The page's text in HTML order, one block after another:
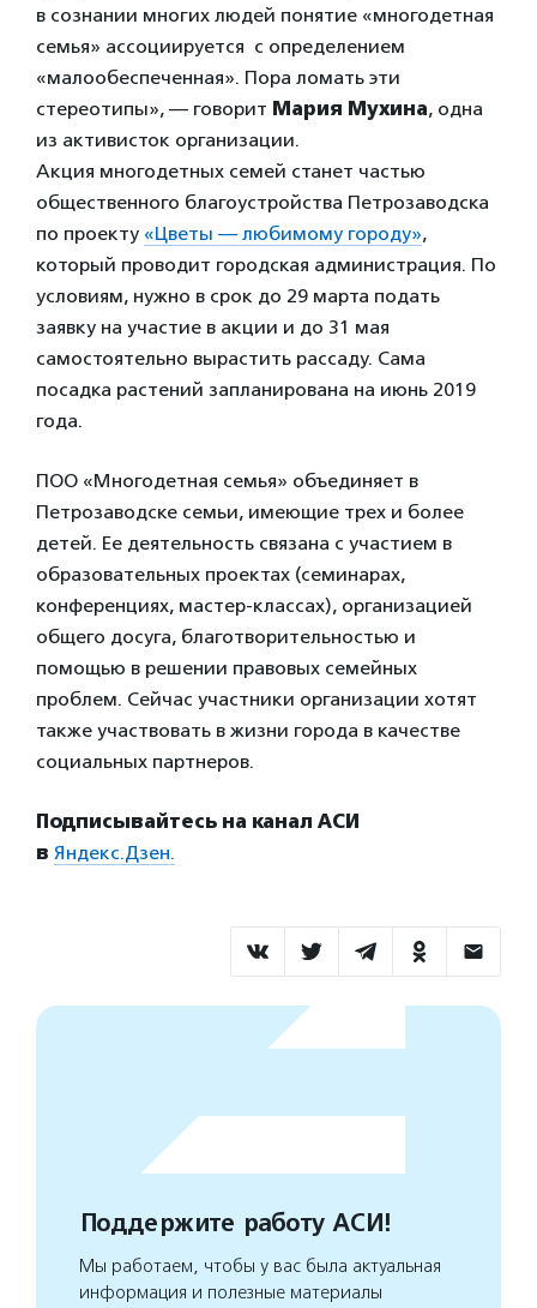
в сознании многих людей понятие «многодетная
семья» ассоциируется с определением
«малообеспеченная». Пора ломать эти
стереотипы», — говорит Мария Мухина, одна
из активисток организации.
Акция многодетных семей станет частью
общественного благоустройства Петрозаводска
по проекту «Цветы — любимому городу»,
который проводит городская администрация. По
условиям, нужно в срок до 29 марта подать
заявку на участие в акции и до 31 мая
самостоятельно вырастить рассаду. Сама
посадка растений запланирована на июнь 2019
года.
ПОО «Многодетная семья» объединяет в
Петрозаводске семьи, имеющие трех и более
детей. Ее деятельность связана с участием в
образовательных проектах (семинарах,
конференциях, мастер-классах), организацией
общего досуга, благотворительностью и
помощью в решении правовых семейных
проблем. Сейчас участники организации хотят
также участвовать в жизни города в качестве
социальных партнеров.
Подписывайтесь на канал АСИ
в Яндекс.Дзен.
Поддержите работу АСИ!
Мы работаем, чтобы у вас была актуальная
информация и полезные материалы